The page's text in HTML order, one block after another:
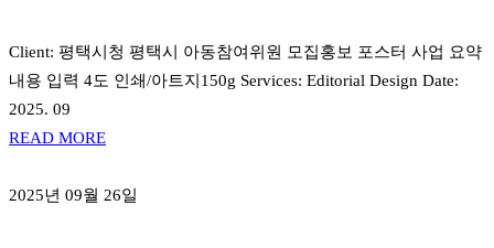
Client: 평택시청 평택시 아동참여위원 모집홍보 포스터 사업 요약
내용 입력 4도 인쇄/아트지150g Services: Editorial Design Date:
2025. 09
READ MORE
2025년 09월 26일